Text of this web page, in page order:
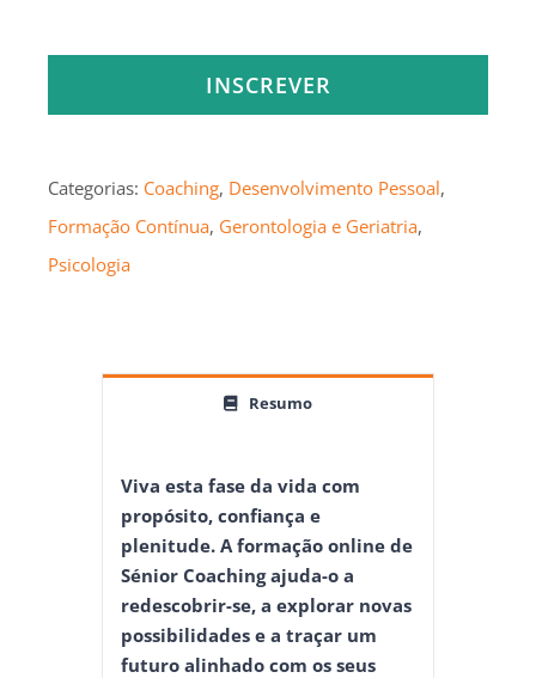
INSCREVER
Categorias: Coaching, Desenvolvimento Pessoal,
Formação Contínua, Gerontologia e Geriatria,
Psicologia
Resumo
Viva esta fase da vida com
propósito, confiança e
plenitude. A formação online de
Sénior Coaching ajuda-o a
redescobrir-se, a explorar novas
possibilidades e a traçar um
futuro alinhado com os seus